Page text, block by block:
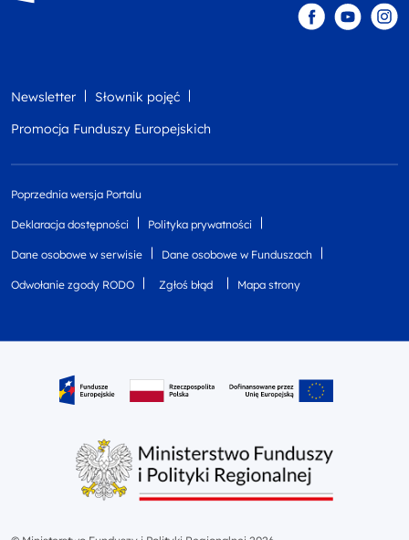
Newsletter
Słownik pojęć
Promocja Funduszy Europejskich
Poprzednia wersja Portalu
Deklaracja dostępności Polityka prywatności
Dane osobowe w serwisie Dane osobowe w Funduszach
Odwołanie zgody RODO Zgłoś błąd Mapa strony